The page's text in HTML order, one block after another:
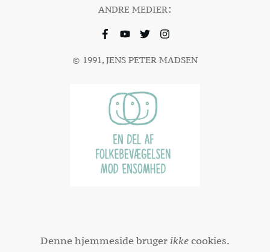
ANDRE MEDIER:
© 1991, JENS PETER MADSEN
Denne hjemmeside brugerikkecookies.